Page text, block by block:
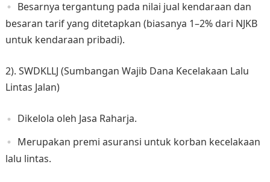
Besarnya tergantung pada nilai jual kendaraan dan
besaran tarif yang ditetapkan (biasanya 1–2% dari NJKB
untuk kendaraan pribadi).
2). SWDKLLJ (Sumbangan Wajib Dana Kecelakaan Lalu
Lintas Jalan)
Dikelola oleh Jasa Raharja.
Merupakan premi asuransi untuk korban kecelakaan
lalu lintas.